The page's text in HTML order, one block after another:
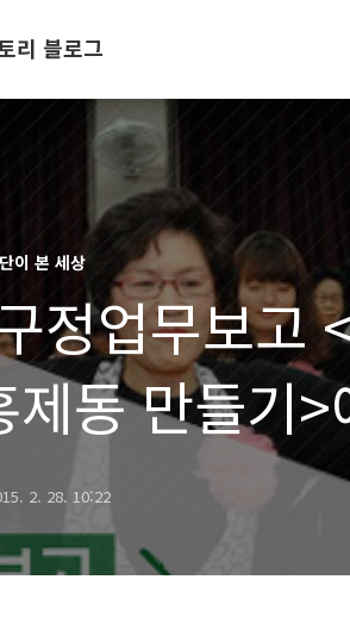
리 블로그
이 본 세상
정업무보고
제동 만들기
2. 28. 10:22